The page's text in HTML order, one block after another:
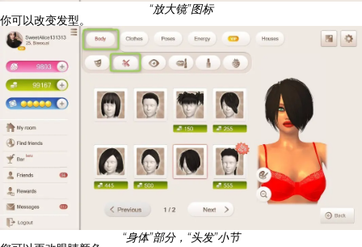
“放大镜”图标
你可以改变发型。
“身体”部分，“头发”小节